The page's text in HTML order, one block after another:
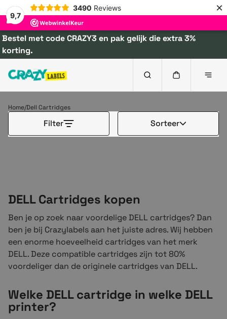
9,7
3490 Reviews ×
Bestel met code CRAZY3 en pak gelijk die extra 3%
korting.
Dell Cartridges
Home Dell Cartridges
Filter Sorteer
DELL Cartridges kopen
Ben je op zoek naar voordelige DELL cartridges? Dan
ben je bij Crazylabels aan het juiste adres. Wij hebben
een enorme hoeveelheid cartridges van het merk
DELL. Deze compatible cartridges zijn tot 80%
voordeliger dan de originele cartridges van DELL.
Welke DELL cartridge in welke DELL
printer?